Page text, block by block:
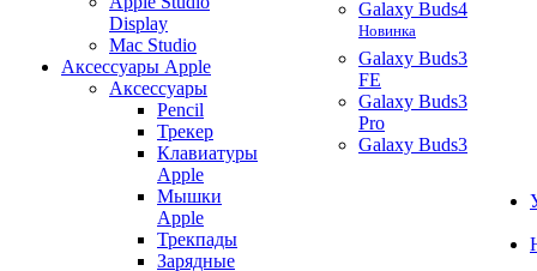
Display
Mac Studio
Аксессуары Apple
Аксессуары
Pencil
Трекер
Клавиатуры
Apple
Мышки
Apple
Трекпады
Зарядные
Galaxy Buds4
Новинка
Galaxy Buds3
FE
Galaxy Buds3
Pro
Galaxy Buds3